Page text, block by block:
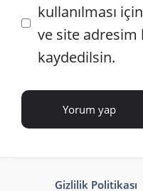
sitesi
kullanılması
ve site adresim
kaydedilsin.
Gizlilik Politikası